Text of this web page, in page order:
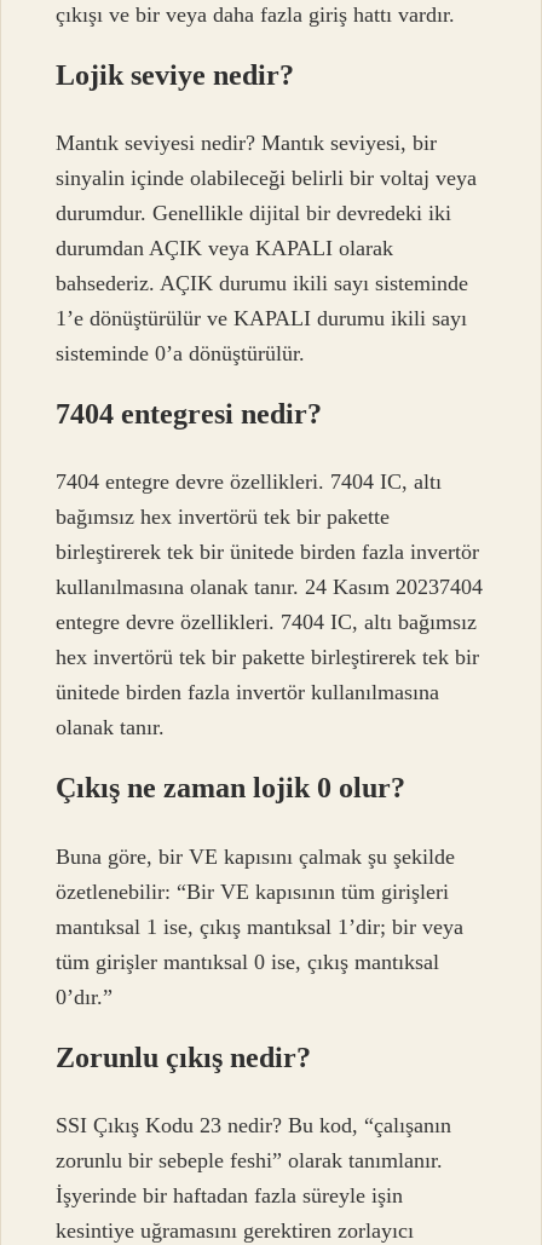
çıkışı ve bir veya daha fazla giriş hattı vardır.
Lojik seviye nedir?
Mantık seviyesi nedir? Mantık seviyesi, bir
sinyalin içinde olabileceği belirli bir voltaj veya
durumdur. Genellikle dijital bir devredeki iki
durumdan AÇIK veya KAPALI olarak
bahsederiz. AÇIK durumu ikili sayı sisteminde
1’e dönüştürülür ve KAPALI durumu ikili sayı
sisteminde 0’a dönüştürülür.
7404 entegresi nedir?
7404 entegre devre özellikleri. 7404 IC, altı
bağımsız hex invertörü tek bir pakette
birleştirerek tek bir ünitede birden fazla invertör
kullanılmasına olanak tanır. 24 Kasım 20237404
entegre devre özellikleri. 7404 IC, altı bağımsız
hex invertörü tek bir pakette birleştirerek tek bir
ünitede birden fazla invertör kullanılmasına
olanak tanır.
Çıkış ne zaman lojik 0 olur?
Buna göre, bir VE kapısını çalmak şu şekilde
özetlenebilir: “Bir VE kapısının tüm girişleri
mantıksal 1 ise, çıkış mantıksal 1’dir; bir veya
tüm girişler mantıksal 0 ise, çıkış mantıksal
0’dır.”
Zorunlu çıkış nedir?
SSI Çıkış Kodu 23 nedir? Bu kod, “çalışanın
zorunlu bir sebeple feshi” olarak tanımlanır.
İşyerinde bir haftadan fazla süreyle işin
kesintiye uğramasını gerektiren zorlayıcı